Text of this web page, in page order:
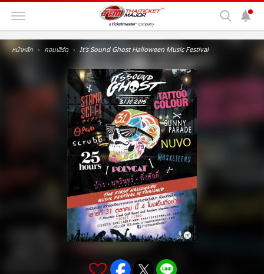
หน้าหลัก คอนเสิร์ต It's Sound Ghost Halloween Music Festival